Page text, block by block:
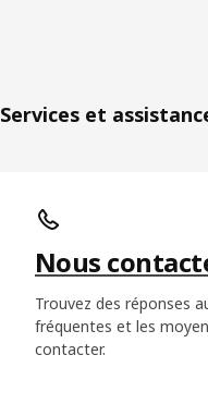
Services et
Nous
Trouvez des réponses
fréquentes et les
contacter.